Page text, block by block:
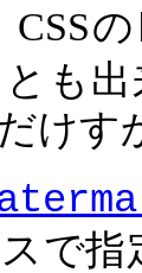
の
も
けす
で